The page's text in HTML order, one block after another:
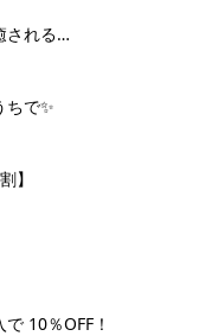
される…
で✨
】
10％OFF！